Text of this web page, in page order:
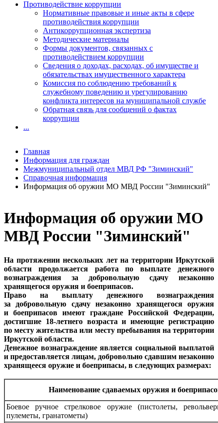
Информация об оружии МО
МВД России "Зиминский"
На протяжении нескольких лет на территории Иркутской
области продолжается работа по выплате денежного
вознаграждения за добровольную сдачу незаконно
хранящегося оружия и боеприпасов.
Право на выплату денежного вознаграждения
за добровольную сдачу незаконно хранящегося оружия
и боеприпасов имеют граждане Российской Федерации,
достигшие 18-летнего возраста и имеющие регистрацию
по месту жительства или месту пребывания на территории
Иркутской области.
Денежное вознаграждение является социальной выплатой
и предоставляется лицам, добровольно сдавшим незаконно
хранящееся оружие и боеприпасы, в следующих размерах:
Наименование сдаваемых оружия и
Боевое ручное стрелковое оружие (пистолеты,
пулеметы, гранатометы)
Противодействие коррупции
Нормативные правовые и иные акты в сфере
противодействия коррупции
Антикоррупционная экспертиза
Методические материалы
Формы документов, связанных с
противодействием коррупции
Сведения о доходах, расходах, об имуществе и
обязательствах имущественного характера
Комиссия по соблюдению требований к
служебному поведению и урегулированию
конфликта интересов на муниципальной службе
Обратная связь для сообщений о фактах
коррупции
...
Главная
Информация для граждан
Межмуниципальный отдел МВД РФ "Зиминский"
Справочная информация
Информация об оружии МО МВД России "Зиминский"